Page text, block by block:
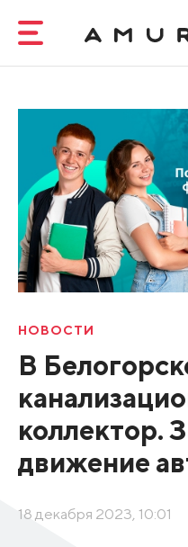
НОВОСТИ
В
коллектор.
движение
18 декабря 2023, 10:01